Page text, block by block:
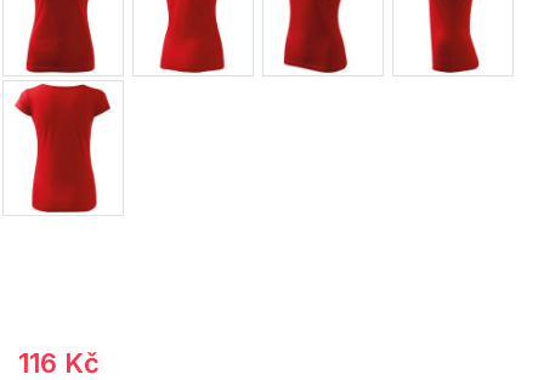
116 Kč